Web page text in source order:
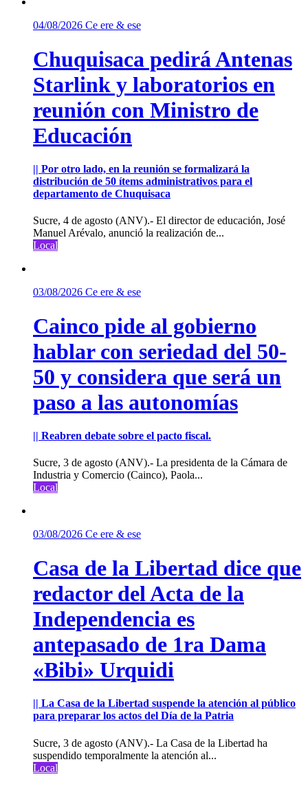
04/08/2026 Ce ere & ese
Chuquisaca pedirá Antenas
Starlink y laboratorios en
reunión con Ministro de
Educación
|| Por otro lado, en la reunión se formalizará la
distribución de 50 ítems administrativos para el
departamento de Chuquisaca
Sucre, 4 de agosto (ANV).- El director de educación, José
Manuel Arévalo, anunció la realización de...
Local
03/08/2026 Ce ere & ese
Cainco pide al gobierno
hablar con seriedad del 50-
50 y considera que será un
paso a las autonomías
|| Reabren debate sobre el pacto fiscal.
Sucre, 3 de agosto (ANV).- La presidenta de la Cámara de
Industria y Comercio (Cainco), Paola...
Local
03/08/2026 Ce ere & ese
Casa de la Libertad dice que
redactor del Acta de la
Independencia es
antepasado de 1ra Dama
«Bibi» Urquidi
|| La Casa de la Libertad suspende la atención al público
para preparar los actos del Día de la Patria
Sucre, 3 de agosto (ANV).- La Casa de la Libertad ha
suspendido temporalmente la atención al...
Local